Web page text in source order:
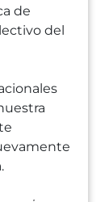
de
del